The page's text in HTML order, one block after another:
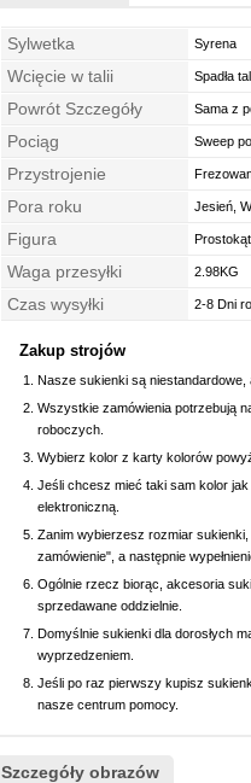
Sylwetka Syrena
Wcięcie w talii Spadła
Powrót Szczegóły Sama z
Pociąg Sweep
Przystrojenie
Pora roku Jesień,
Figura
Waga przesyłki 2.98KG
Czas wysyłki 2-8 Dni
Zakup strojów
Nasze sukienki są niestandardowe,
Wszystkie zamówienia potrzebują
roboczych.
Wybierz kolor z karty kolorów
Jeśli chcesz mieć taki sam kolor
elektroniczną.
Zanim wybierzesz rozmiar
zamówienie", a następnie
Ogólnie rzecz biorąc, akcesoria
sprzedawane oddzielnie.
Domyślnie sukienki dla dorosłych
wyprzedzeniem.
Jeśli po raz pierwszy kupisz
nasze centrum pomocy.
Szczegóły obrazów